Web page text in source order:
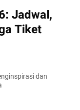
Jadwal,
Tiket
dan